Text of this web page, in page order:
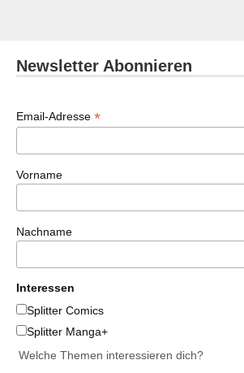
Newsletter Abonnieren
Email-Adresse *
Vorname
Nachname
Interessen
Splitter Comics
Splitter Manga+
Welche Themen interessieren dich?